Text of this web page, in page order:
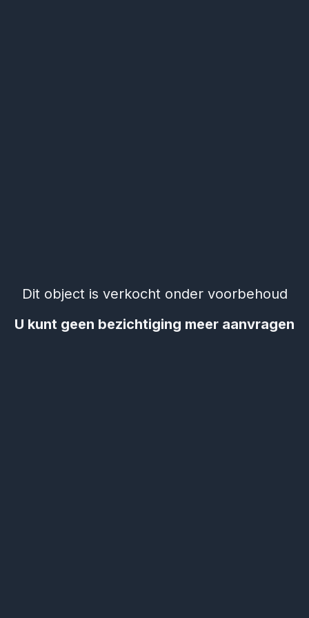
Dit object is verkocht onder voorbehoud
U kunt geen bezichtiging meer aanvragen